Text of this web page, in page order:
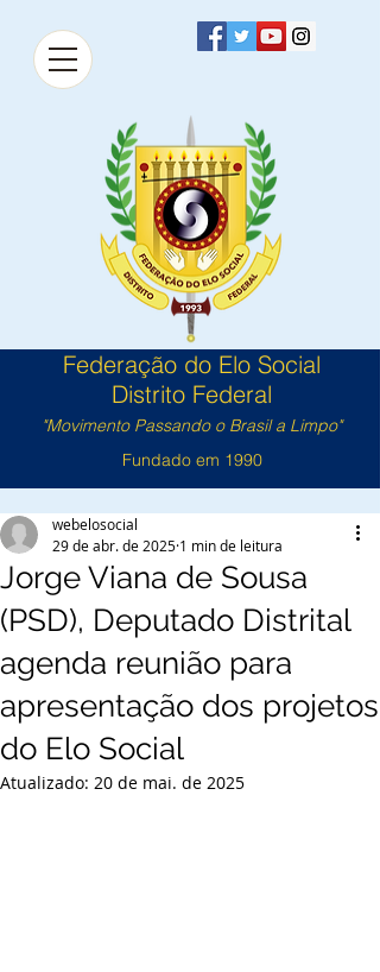
Federação do Elo Social
Distrito Federal
"Movimento Passando o Brasil a Limpo"
Fundado em 1990
Jorge Viana de Sousa
(PSD), Deputado Distrital
agenda reunião para
apresentação dos projetos
do Elo Social
webelosocial
29 de abr. de 2025 1 min de leitura
Atualizado: 20 de mai. de 2025